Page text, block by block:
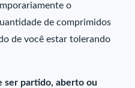
o
de comprimidos
de você estar tolerando
ser partido, aberto ou